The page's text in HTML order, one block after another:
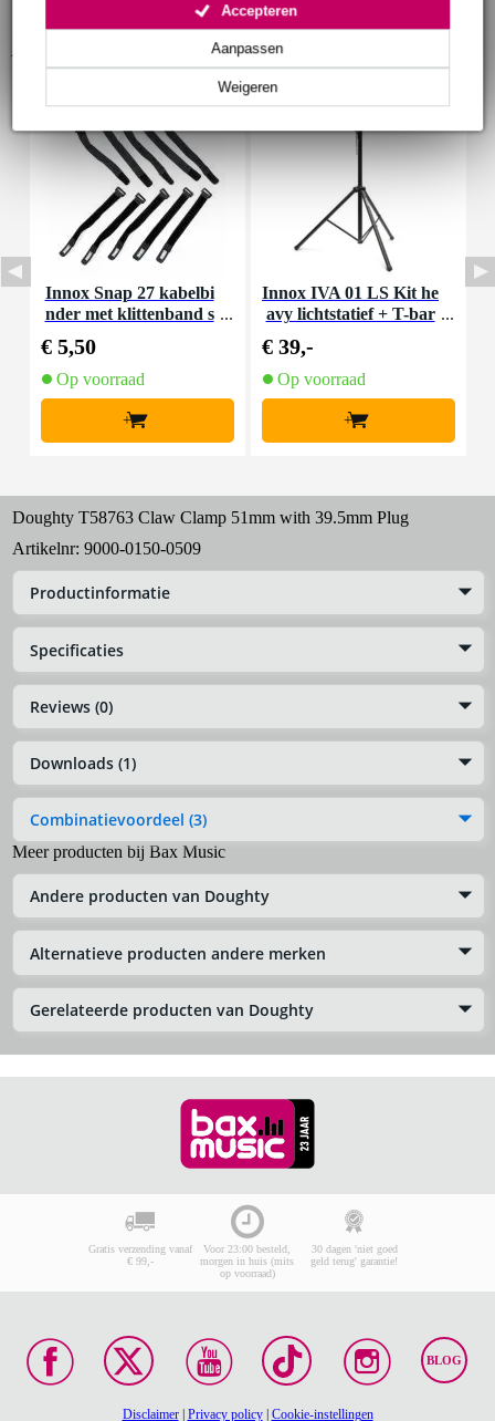
Weigeren
Aanpassen
Accepteren
Innox Snap 27 kabelbi
nder met klittenband s
€ 5,50
Op voorraad
+
Innox IVA 01 LS Kit he
avy lichtstatief + T-bar
€ 39,-
Op voorraad
+
Doughty T58763 Claw Clamp 51mm with 39.5mm Plug
Artikelnr: 9000-0150-0509
Productinformatie
Specificaties
Reviews (0)
Downloads (1)
Combinatievoordeel (3)
Meer producten bij Bax Music
Andere producten van Doughty
Alternatieve producten andere merken
Gerelateerde producten van Doughty
Gratis verzending vanaf
€ 99,-
Voor 23:00 besteld,
morgen in huis (mits
op voorraad)
30 dagen 'niet goed
geld terug' garantie!
BLOG
Disclaimer| Privacy policy| Cookie-instellingen